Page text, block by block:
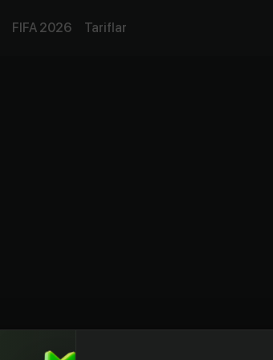
FIFA 2026 Tariflar